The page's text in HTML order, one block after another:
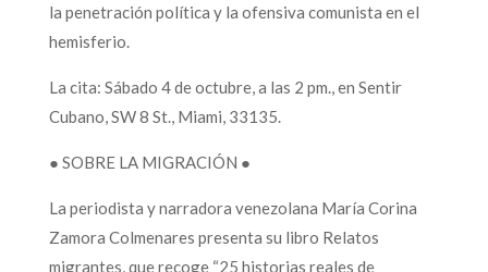
la penetración política y la ofensiva comunista en el
hemisferio.
La cita: Sábado 4 de octubre, a las 2 pm., en Sentir
Cubano, SW 8 St., Miami, 33135.
● SOBRE LA MIGRACIÓN ●
La periodista y narradora venezolana María Corina
Zamora Colmenares presenta su libro Relatos
migrantes, que recoge “25 historias reales de